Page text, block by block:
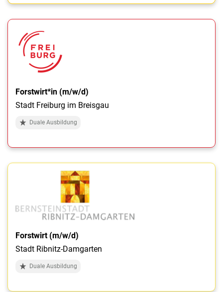
Forstwirt*in (m/w/d)
Stadt Freiburg im Breisgau
Duale Ausbildung
Forstwirt (m/w/d)
Stadt Ribnitz-Damgarten
Duale Ausbildung